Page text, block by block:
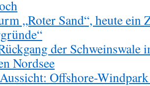
„Roter Sand“, heute ein
der Schweinswale
Nordsee
Offshore-